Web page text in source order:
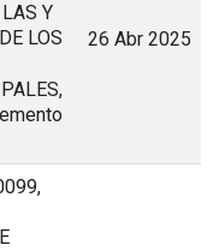
Y
LOS
26 Abr 2025